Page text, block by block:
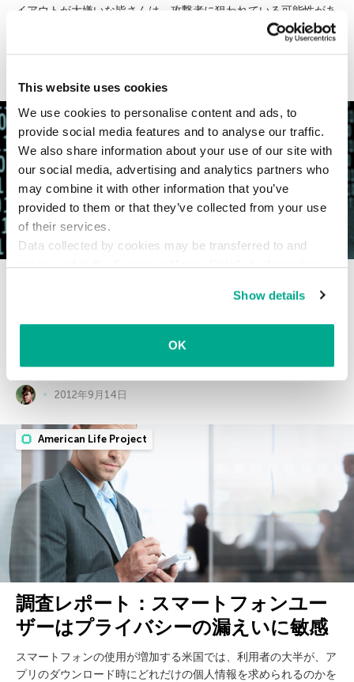
This website uses cookies
We use cookies to personalise content and ads, to
provide social media features and to analyse our traffic.
We also share information about your use of our site with
our social media, advertising and analytics partners who
may combine it with other information that you’ve
provided to them or that they’ve collected from your use
of their services.
Data collected by cookies may be transferred to and
processed in the European Union. Detailed information
Show details
OK
イアウトが大嫌いな皆さんは、攻撃者に狙われている可能性があ
Lucas Lundgren
ことが恐ろしいほど簡単であることが明らかになりました。
2012年9月14日
American Life Project
調査レポート：スマートフォンユー
ザーはプライバシーの漏えいに敏感
スマートフォンの使用が増加する米国では、利用者の大半が、ア
プリのダウンロード時にどれだけの個人情報を求められるのかを